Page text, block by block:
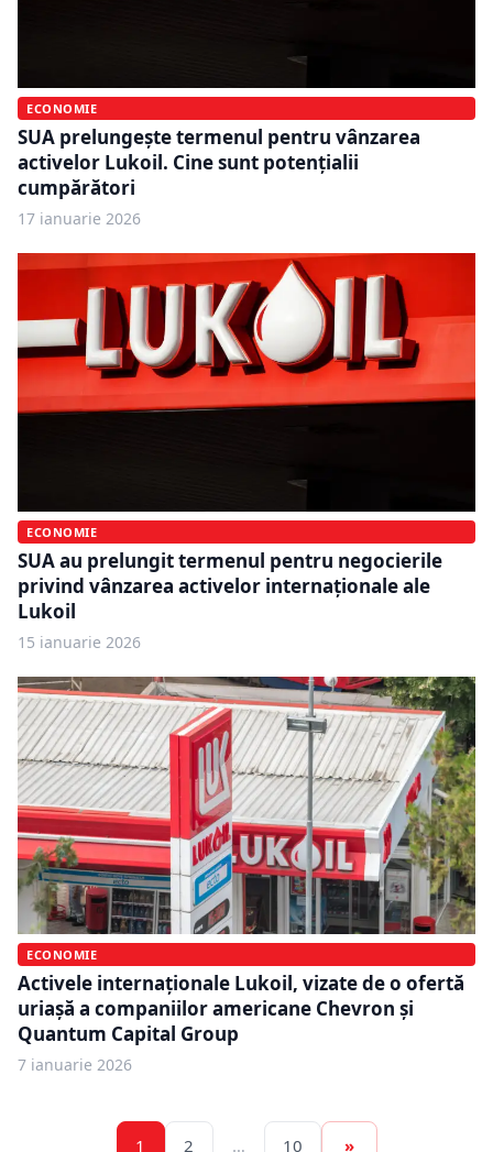
ECONOMIE
SUA prelungește termenul pentru vânzarea
activelor Lukoil. Cine sunt potențialii
cumpărători
17 ianuarie 2026
ECONOMIE
SUA au prelungit termenul pentru negocierile
privind vânzarea activelor internaționale ale
Lukoil
15 ianuarie 2026
ECONOMIE
Activele internaționale Lukoil, vizate de o ofertă
uriașă a companiilor americane Chevron și
Quantum Capital Group
7 ianuarie 2026
1 2 … 10 »